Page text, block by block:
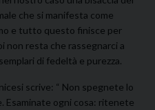
che si manifesta come
e tutto questo finisce per
non resta che rassegnarci a
di fedeltà e purezza.
scrive: “ Non spegnete lo
Esaminate ogni cosa: ritenete